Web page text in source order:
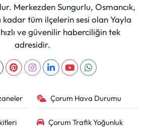
Merkezden Sungurlu, Osmancık,
tüm ilçelerin sesi olan Yayla
ve güvenilir haberciliğin tek
adresidir.
Çorum Hava Durumu
Çorum Trafik Yoğunluk